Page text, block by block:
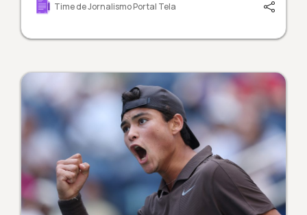
Time de Jornalismo Portal Tela